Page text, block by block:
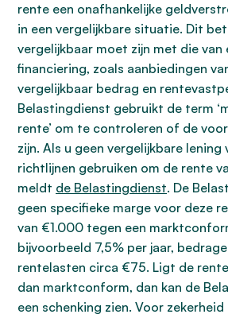
rente een onafhankelijke
in een vergelijkbare situatie. Dit
vergelijkbaar moet zijn met die van
financiering, zoals aanbiedingen
vergelijkbaar bedrag en
Belastingdienst gebruikt de term
rente’ om te controleren of de
zijn. Als u geen vergelijkbare lening
richtlijnen gebruiken om de rente
meldt de Belastingdienst. De
geen specifieke marge voor deze
van €1.000 tegen een
bijvoorbeeld 7,5% per jaar,
rentelasten circa €75. Ligt de
dan marktconform, dan kan de
een schenking zien. Voor zekerheid